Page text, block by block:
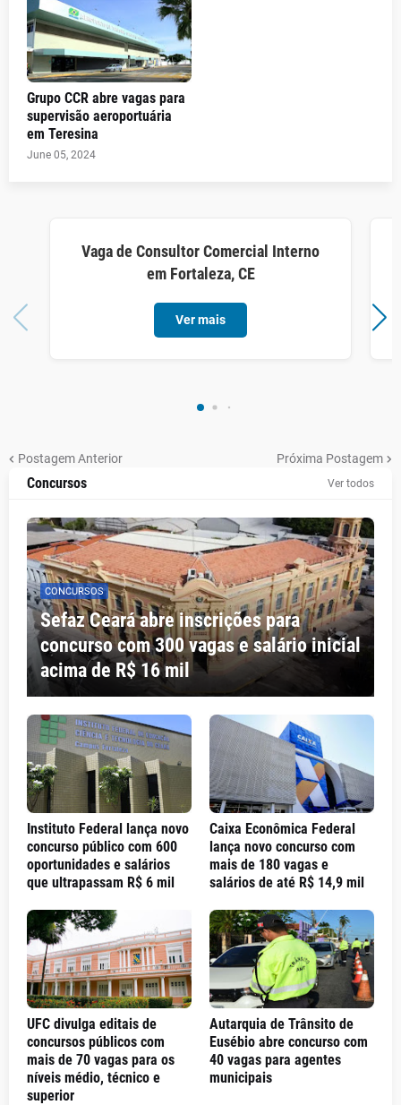
Grupo CCR abre vagas para
supervisão aeroportuária
em Teresina
June 05, 2024
Vaga de Consultor Comercial Interno
em Fortaleza, CE
Ver mais
Postagem Anterior Próxima Postagem
Concursos Ver todos
CONCURSOS
Sefaz Ceará abre inscrições para
concurso com 300 vagas e salário inicial
acima de R$ 16 mil
Instituto Federal lança novo
concurso público com 600
oportunidades e salários
que ultrapassam R$ 6 mil
Caixa Econômica Federal
lança novo concurso com
mais de 180 vagas e
salários de até R$ 14,9 mil
UFC divulga editais de
concursos públicos com
mais de 70 vagas para os
níveis médio, técnico e
superior
Autarquia de Trânsito de
Eusébio abre concurso com
40 vagas para agentes
municipais